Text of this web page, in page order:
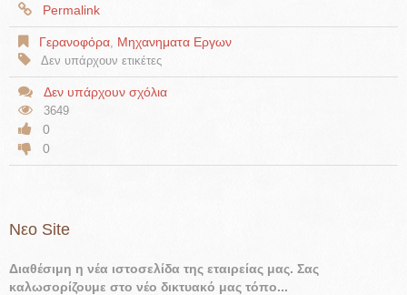
Permalink
Γερανοφόρα, Μηχανηματα Εργων
Δεν υπάρχουν ετικέτες
Δεν υπάρχουν σχόλια
3649
0
0
Νεο Site
Διαθέσιμη η νέα ιστοσελίδα της εταιρείας μας. Σας
καλωσορίζουμε στο νέο δικτυακό μας τόπο...